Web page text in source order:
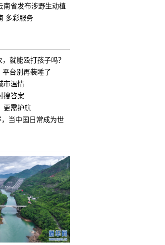
南省发布涉野生动植
多彩服务
就能殴打孩子吗？
平台别再装睡了
市温情
搜答案
更需护航
，当中国日常成为世